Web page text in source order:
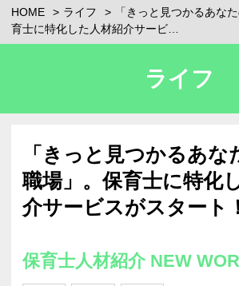
HOME ライフ
「きっと見つかるあな
育士に特化した人材紹介サービ…
ライフ
「きっと見つかるあな
職場」。保育士に特化
介サービスがスタート
保育士人材紹介 NEW